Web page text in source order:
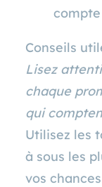
Conseils
Lisez
chaque
qui
Utilisez les
à sous les
vos